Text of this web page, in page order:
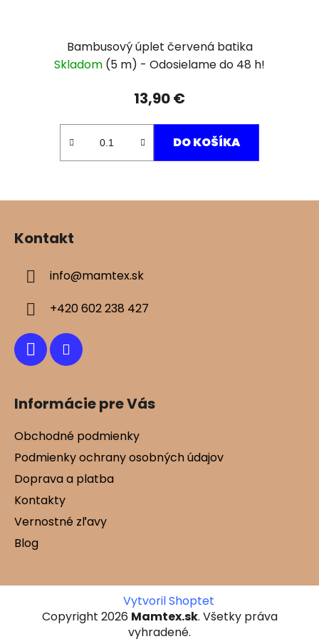
Bambusový úplet červená batika
Skladom (5 m)
13,90 €
DO KOŠÍKA
Z
Kontakt
info@mamtex.sk
+420 602 238 427
Informácie pre Vás
Obchodné podmienky
Podmienky ochrany osobných údajov
Doprava a platba
Kontakty
Vernostné zľavy
Blog
Vytvoril Shoptet
Copyright 2026 Mamtex.sk. Všetky práva
vyhradené.